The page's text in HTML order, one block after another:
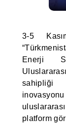
3-5
Enerji
sahipliği
platform